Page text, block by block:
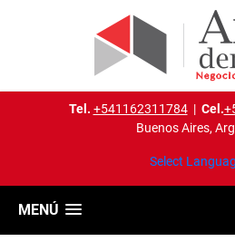
Tel. +541162311784| Cel.
Buenos Aires,
Select
MENÚ